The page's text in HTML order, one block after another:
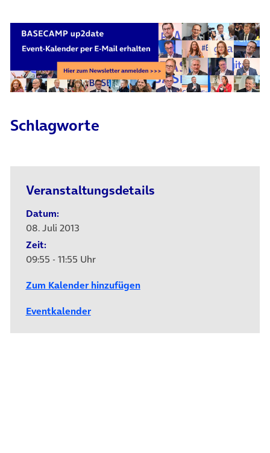
Schlagworte
Veranstaltungsdetails
Datum:
08. Juli 2013
Zeit:
09:55 - 11:55 Uhr
Zum Kalender hinzufügen
Eventkalender